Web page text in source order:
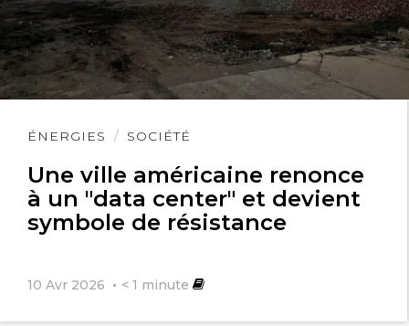
ÉNERGIES SOCIÉTÉ
Une ville américaine renonce
à un "data center" et devient
symbole de résistance
10 Avr 2026 < 1 minute
Lire